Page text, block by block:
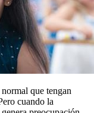
que tengan
cuando la